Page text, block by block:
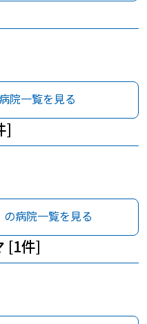
院一覧を見る
]
の病院一覧を見る
[1件]